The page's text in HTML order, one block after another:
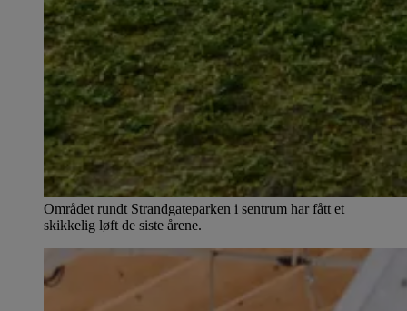
Området rundt Strandgateparken i sentrum har fått et
skikkelig løft de siste årene.